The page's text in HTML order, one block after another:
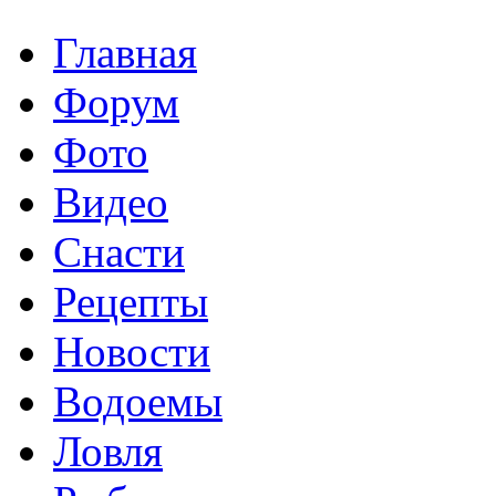
Главная
Форум
Фото
Видео
Снасти
Рецепты
Новости
Водоемы
Ловля